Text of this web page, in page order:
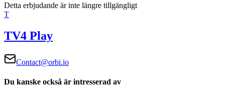
Detta erbjudande är inte längre tillgängligt
T
TV4 Play
Contact@orbi.io
Du kanske också är intresserad av